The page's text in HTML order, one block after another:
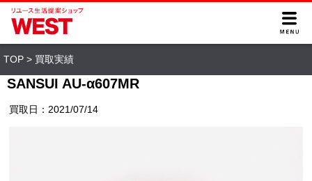
TOP > 買取実績
SANSUI AU-α607MR
買取日：2021/07/14